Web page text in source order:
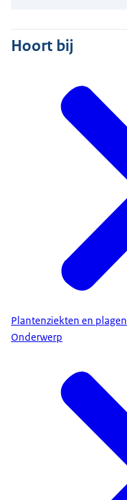
Hoort bij
Plantenziekten en plagen
Onderwerp